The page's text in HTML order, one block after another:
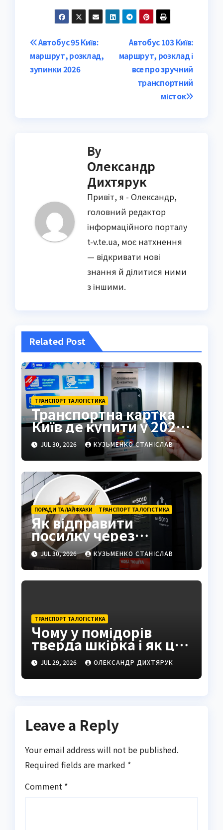
Post
navigation
Автобус 103 Київ:
маршрут, розклад і
все про зручний
транспортний
місток
Автобус 95 Київ:
маршрут, розклад,
зупинки 2026
By
Олександр
Дихтярук
Привіт, я - Олександр,
головний редактор
інформаційного порталу
t-v.te.ua, моє натхнення
— відкривати нові
знання й ділитися ними
з іншими.
Related Post
ТРАНСПОРТ ТА ЛОГІСТИКА
Транспортна картка
Київ де купити у 2026
році
JUL 30, 2026 КУЗЬМЕНКО СТАНІСЛАВ
ПОРАДИ ТА ЛАЙФХАКИ ТРАНСПОРТ ТА ЛОГІСТИКА
Як відправити
посилку через
поштомат: повна
інструкція 2026
JUL 30, 2026 КУЗЬМЕНКО СТАНІСЛАВ
ТРАНСПОРТ ТА ЛОГІСТИКА
Чому у помідорів
тверда шкірка і як це
виправити
JUL 29, 2026 ОЛЕКСАНДР ДИХТЯРУК
Leave a Reply
Your email address will not be published.
Required fields are marked *
Comment *